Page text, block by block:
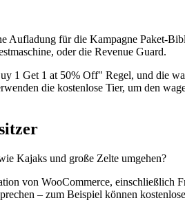
Aufladung für die Kampagne Paket-
oder die Revenue Guard.
1 Get 1 at 50% Off" Regel, und die
die kostenlose Tier, um den
Kajaks und große Zelte umgehen?
von WooCommerce, einschließlich
– zum Beispiel können